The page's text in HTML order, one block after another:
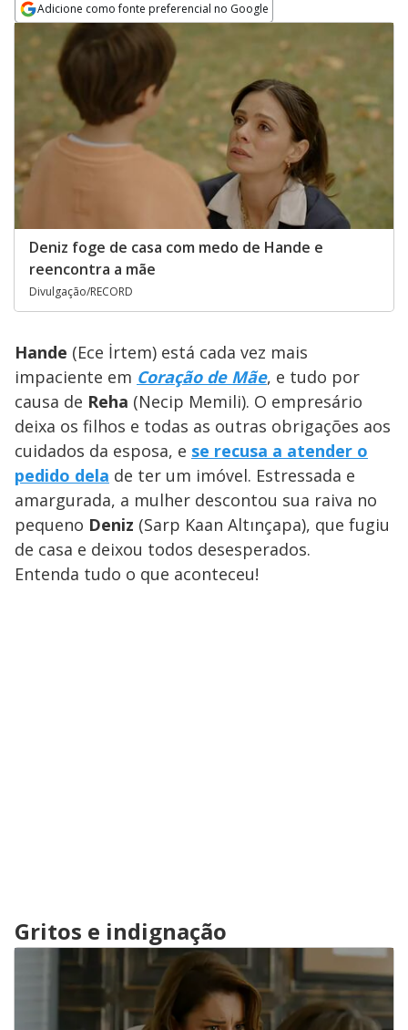
Adicione como fonte preferencial no Google
Opens in new window
Deniz foge de casa com medo de Hande e
reencontra a mãe
Divulgação/RECORD
Hande (Ece İrtem) está cada vez mais
impaciente em Coração de Mãe, e tudo por
causa de Reha (Necip Memili). O empresário
deixa os filhos e todas as outras obrigações aos
cuidados da esposa, e se recusa a atender o
pedido dela de ter um imóvel. Estressada e
amargurada, a mulher descontou sua raiva no
pequeno Deniz (Sarp Kaan Altınçapa), que fugiu
de casa e deixou todos desesperados.
Entenda tudo o que aconteceu!
Gritos e indignação